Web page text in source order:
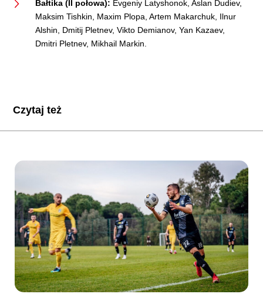
Bałtika (II połowa): Evgeniy Latyshonok, Aslan Dudiev,
Maksim Tishkin, Maxim Plopa, Artem Makarchuk, Ilnur
Alshin, Dmitij Pletnev, Vikto Demianov, Yan Kazaev,
Dmitri Pletnev, Mikhail Markin.
Czytaj też